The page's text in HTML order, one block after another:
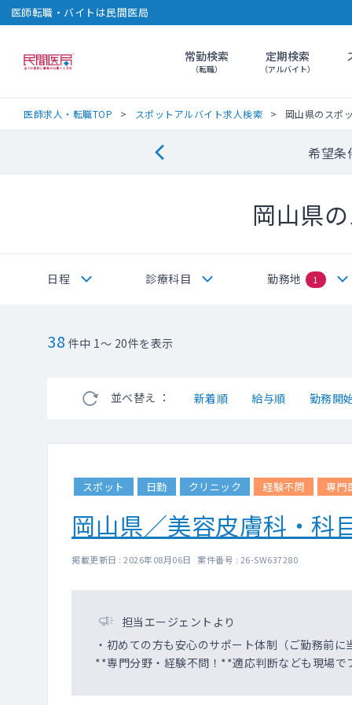
医師転職・バイトは民間医局
民間医局常勤検索
（転職）
定期検索
（アルバイト）
医師求人・転職TOP スポットアルバイト求人検索 岡山県のスポ
希望条
岡山県
日程 診療科目 勤務地 1
38 件中 1～ 20件を表示
並べ替え ： 新着順 給与順 勤務開
スポット 日勤 クリニック 経験不問 専門
岡山県／美容皮膚科・科
掲載更新日 : 2026年08月06日 案件番号 : 26-SW637280
担当エージェントより
・初めての方も安心のサポート体制（ご勤務前
**専門分野・経験不問！**適応判断なども現場で